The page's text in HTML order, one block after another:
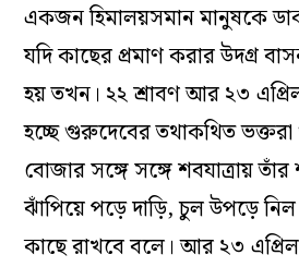
একজন হিমালয়সমান মানুষকে
যদি কাছের প্রমাণ করার উদগ্র
হয় তখন। ২২ শ্রাবণ আর ২৩
হচ্ছে গুরুদেবের তথাকথিত
বোজার সঙ্গে সঙ্গে শবযাত্রায়
ঝাঁপিয়ে পড়ে দাড়ি, চুল উপড়ে নিল
কাছে রাখবে বলে। আর ২৩